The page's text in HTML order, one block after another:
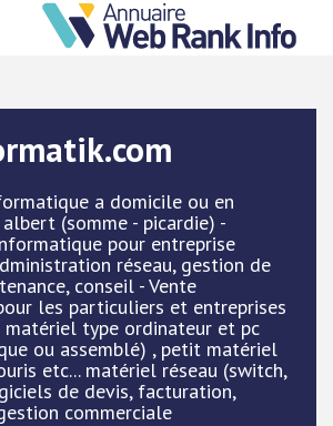
a domicile ou en
(somme - picardie) -
pour entreprise
réseau, gestion de
conseil - Vente
les particuliers et entreprises
matériel type ordinateur et pc
ou assemblé) , petit matériel
etc... matériel réseau (switch,
de devis, facturation,
commerciale